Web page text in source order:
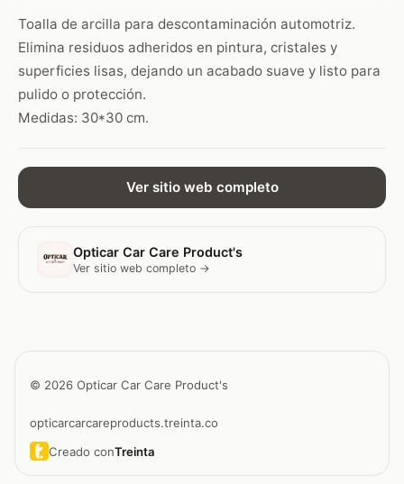
Toalla de arcilla para descontaminación automotriz.
Elimina residuos adheridos en pintura, cristales y
superficies lisas, dejando un acabado suave y listo para
pulido o protección.
Medidas: 30*30 cm.
Ver sitio web completo
Opticar Car Care Product's
Ver sitio web completo →
© 2026 Opticar Car Care Product's
opticarcarcareproducts.treinta.co
Creado conTreinta